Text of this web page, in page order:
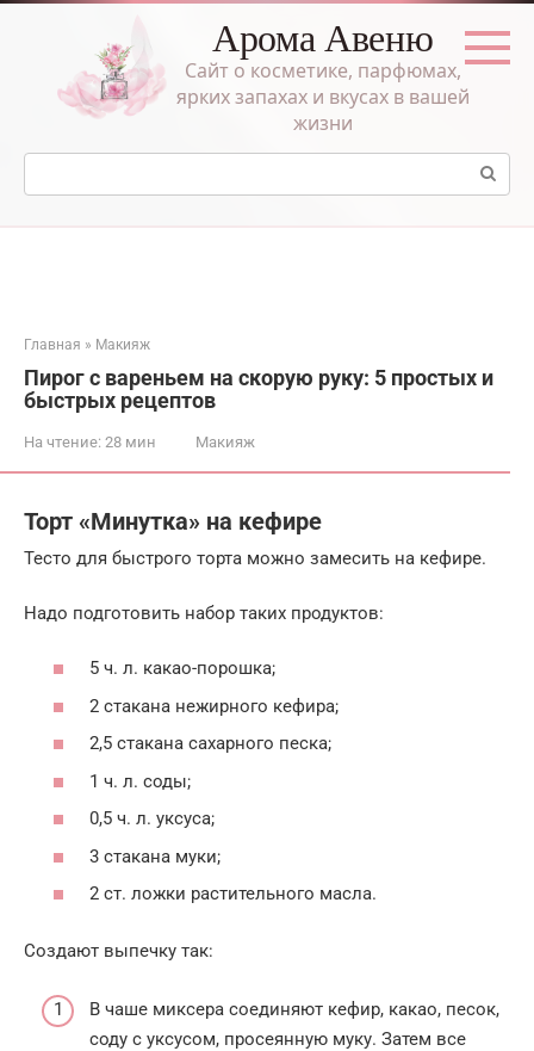
Перейти
Арома Авеню
Сайт о косметике, парфюмах,
ярких запахах и вкусах в вашей
жизни
Поиск:
Главная » Макияж
Пирог с вареньем на скорую руку: 5 простых и
быстрых рецептов
На чтение: 28 мин Макияж
Торт «Минутка» на кефире
Тесто для быстрого торта можно замесить на кефире.
Надо подготовить набор таких продуктов:
5 ч. л. какао-порошка;
2 стакана нежирного кефира;
2,5 стакана сахарного песка;
1 ч. л. соды;
0,5 ч. л. уксуса;
3 стакана муки;
2 ст. ложки растительного масла.
Создают выпечку так:
В чаше миксера соединяют кефир, какао, песок,
соду с уксусом, просеянную муку. Затем все